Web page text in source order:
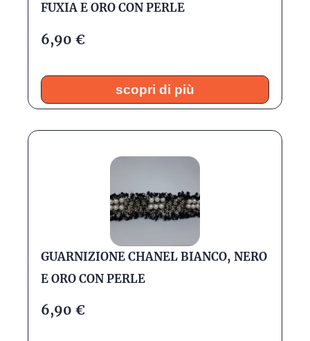
FUXIA E ORO CON PERLE
6,90€
scopri di più
GUARNIZIONE CHANEL BIANCO, NERO
E ORO CON PERLE
6,90€